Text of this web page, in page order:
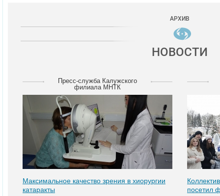
АРХИВ
НОВОСТИ
Пресс-служба Калужского
филиала МНТК
Максимальное качество зрения в хиорургии
катаракты
посетил